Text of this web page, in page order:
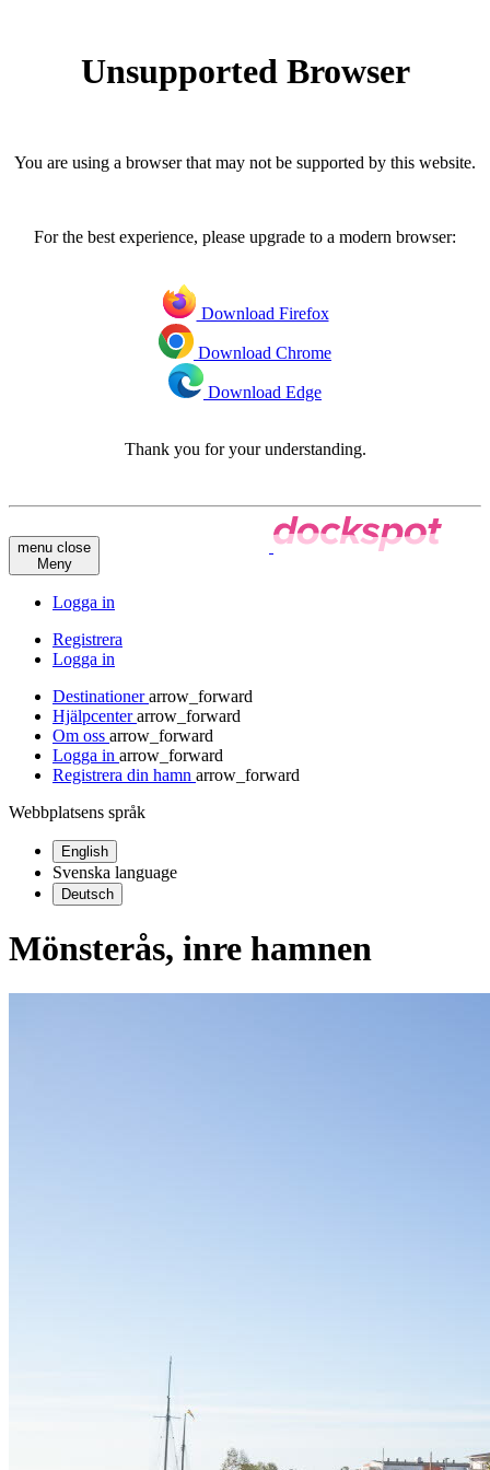
Unsupported Browser
You are using a browser that may not be supported by this website.
For the best experience, please upgrade to a modern browser:
Download Firefox
Download Chrome
Download Edge
Thank you for your understanding.
menu close
Meny
Logga in
Registrera
Logga in
Destinationerarrow_forward
Hjälpcenterarrow_forward
Om oss arrow_forward
Logga in arrow_forward
Registrera din hamn arrow_forward
Webbplatsens språk
English
Svenska language
Deutsch
Mönsterås, inre hamnen